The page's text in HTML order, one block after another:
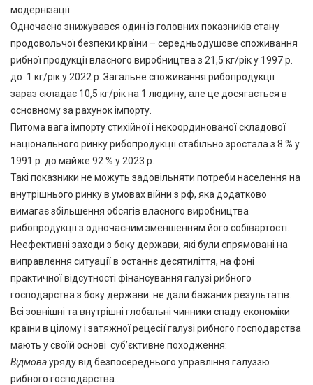
модернізації.
Одночасно знижувався один із головних показників стану
продовольчої безпеки країни – середньодушове споживання
рибної продукції власного виробництва з 21,5 кг/рік у 1997 р.
до 1 кг/рік.у 2022 р. Загальне споживання рибопродукції
зараз складає 10,5 кг/рік на 1 людину, але це досягається в
основному за рахунок імпорту.
Питома вага імпорту стихійної і некоординованої складової
національного ринку рибопродукції стабільно зростала з 8 % у
1991 р. до майже 92 % у 2023 р.
Такі показники не можуть задовільняти потреби населення на
внутрішнього ринку в умовах війни з рф, яка додатково
вимагає збільшення обсягів власного виробництва
рибопродукції з одночасним зменшенням його собівартості.
Неефективні заходи з боку держави, які були спрямовані на
виправлення ситуації в останнє десятиліття, на фоні
практичної відсутності фінансування галузі рибного
господарства з боку держави не дали бажаних результатів.
Всі зовнішні та внутрішні глобальні чинники спаду економіки
країни в цілому і затяжної рецесії галузі рибного господарства
мають у своїй основі суб’єктивне походження:
Відмовауряду від безпосереднього управління галуззю
рибного господарства.